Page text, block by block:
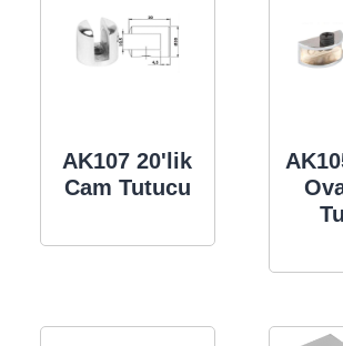
AK107 20'lik
Cam Tutucu